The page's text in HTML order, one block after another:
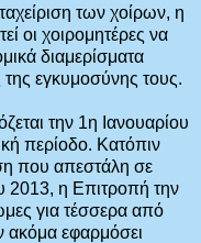
των χοίρων, η
οι χοιρομητέρες να
διαμερίσματα
της εγκυμοσύνης τους.
την 1η Ιανουαρίου
περίοδο. Κατόπιν
που απεστάλη σε
2013, η Επιτροπή την
για τέσσερα από
ακόμα εφαρμόσει